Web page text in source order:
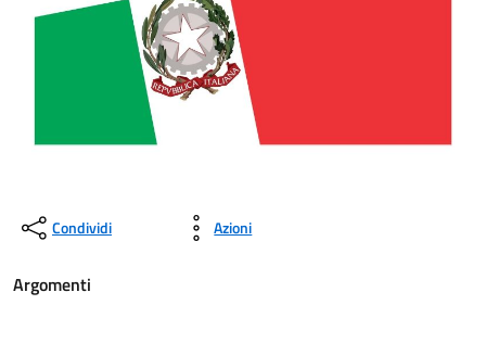
Condividi Azioni
Argomenti